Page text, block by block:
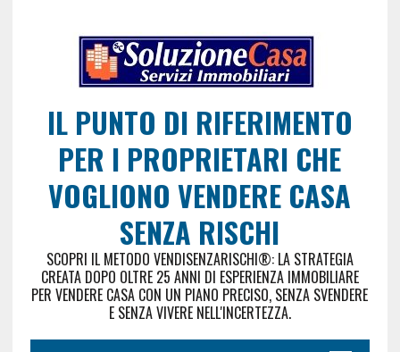
IL PUNTO DI RIFERIMENTO
PER I PROPRIETARI CHE
VOGLIONO VENDERE CASA
SENZA RISCHI
SCOPRI IL METODO VENDISENZARISCHI®: LA STRATEGIA
CREATA DOPO OLTRE 25 ANNI DI ESPERIENZA IMMOBILIARE
PER VENDERE CASA CON UN PIANO PRECISO, SENZA SVENDERE
E SENZA VIVERE NELL'INCERTEZZA.